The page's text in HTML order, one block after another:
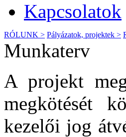
Kapcsolatok
RÓLUNK > Pályázatok, projektek >
Munkaterv
A projekt
megkötését
kezelői jog